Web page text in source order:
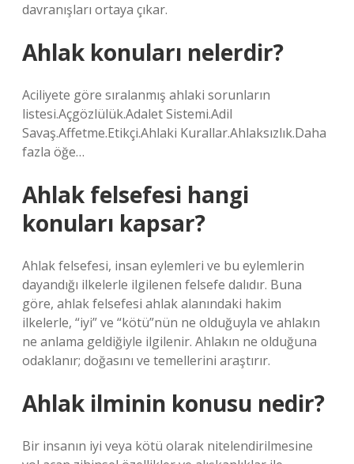
davranışları ortaya çıkar.
Ahlak konuları nelerdir?
Aciliyete göre sıralanmış ahlaki sorunların
listesi.Açgözlülük.Adalet Sistemi.Adil
Savaş.Affetme.Etikçi.Ahlaki Kurallar.Ahlaksızlık.Daha
fazla öğe…
Ahlak felsefesi hangi
konuları kapsar?
Ahlak felsefesi, insan eylemleri ve bu eylemlerin
dayandığı ilkelerle ilgilenen felsefe dalıdır. Buna
göre, ahlak felsefesi ahlak alanındaki hakim
ilkelerle, “iyi” ve “kötü”nün ne olduğuyla ve ahlakın
ne anlama geldiğiyle ilgilenir. Ahlakın ne olduğuna
odaklanır; doğasını ve temellerini araştırır.
Ahlak ilminin konusu nedir?
Bir insanın iyi veya kötü olarak nitelendirilmesine